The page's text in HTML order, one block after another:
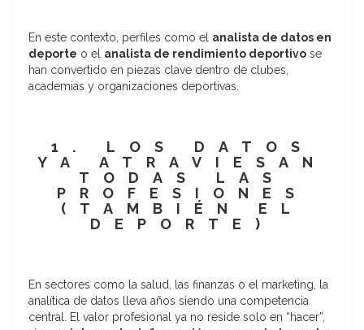
En este contexto, perfiles como el analista de datos en
deporte o el analista de rendimiento deportivo se
han convertido en piezas clave dentro de clubes,
academias y organizaciones deportivas.
1. LOS DATOS
YA ATRAVIESAN
TODAS LAS
PROFESIONES
(TAMBIÉN EL
DEPORTE)
En sectores como la salud, las finanzas o el marketing, la
analítica de datos lleva años siendo una competencia
central. El valor profesional ya no reside solo en “hacer”,